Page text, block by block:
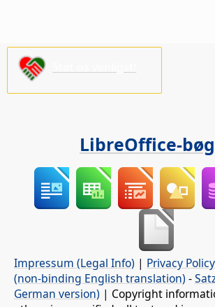
LibreOffice-
Impressum (Legal Info) | Privacy Policy
(non-binding English translation) -
German version) | Copyright